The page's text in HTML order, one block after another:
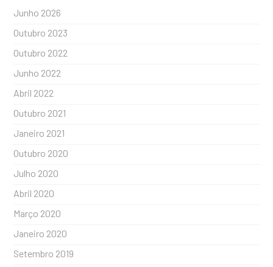
Junho 2026
Outubro 2023
Outubro 2022
Junho 2022
Abril 2022
Outubro 2021
Janeiro 2021
Outubro 2020
Julho 2020
Abril 2020
Março 2020
Janeiro 2020
Setembro 2019